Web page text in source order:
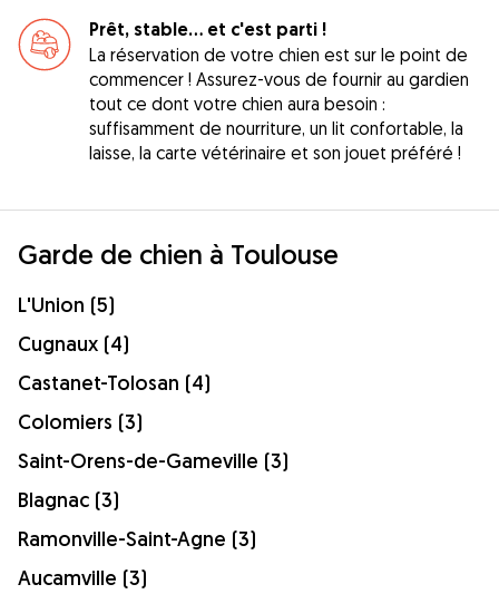
Prêt, stable... et c'est parti !
La réservation de votre chien est sur le point de
commencer ! Assurez-vous de fournir au gardien
tout ce dont votre chien aura besoin :
suffisamment de nourriture, un lit confortable, la
laisse, la carte vétérinaire et son jouet préféré !
Garde de chien à Toulouse
L'Union (5)
Cugnaux (4)
Castanet-Tolosan (4)
Colomiers (3)
Saint-Orens-de-Gameville (3)
Blagnac (3)
Ramonville-Saint-Agne (3)
Aucamville (3)